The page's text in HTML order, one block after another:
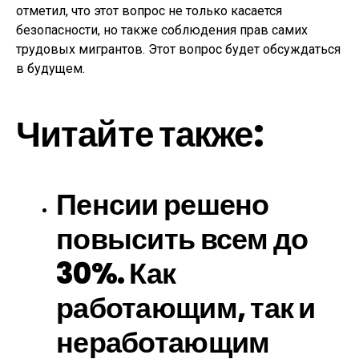
отметил, что этот вопрос не только касается
безопасности, но также соблюдения прав самих
трудовых мигрантов. Этот вопрос будет обсуждаться
в будущем.
Читайте также:
Пенсии решено
повысить всем до
30%. Как
работающим, так и
неработающим